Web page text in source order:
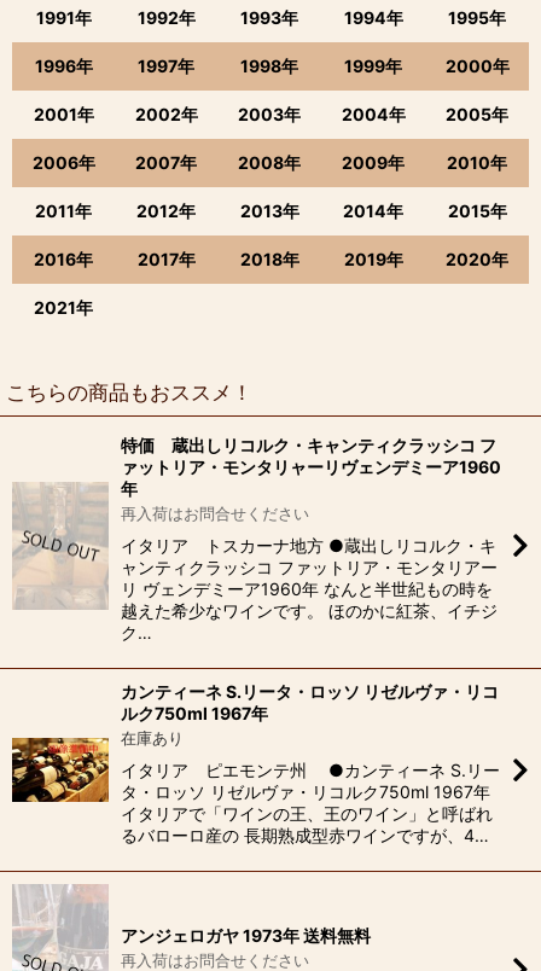
1991年 1992年 1993年 1994年 1995年
1996年 1997年 1998年 1999年 2000年
2001年 2002年 2003年 2004年 2005年
2006年 2007年 2008年 2009年 2010年
2011年 2012年 2013年 2014年 2015年
2016年 2017年 2018年 2019年 2020年
2021年
こちらの商品もおススメ！
特価 蔵出しリコルク・キャンティクラッシコ フ
ァットリア・モンタリャーリヴェンデミーア1960
年
再入荷はお問合せください
イタリア トスカーナ地方 ●蔵出しリコルク・キ
ャンティクラッシコ ファットリア・モンタリアー
リ ヴェンデミーア1960年 なんと半世紀もの時を
越えた希少なワインです。 ほのかに紅茶、イチジ
ク…
カンティーネ S.リータ・ロッソ リゼルヴァ・リコ
ルク750ml 1967年
在庫あり
イタリア ピエモンテ州 ●カンティーネ S.リー
タ・ロッソ リゼルヴァ・リコルク750ml 1967年
イタリアで「ワインの王、王のワイン」と呼ばれ
るバローロ産の 長期熟成型赤ワインですが、4…
アンジェロガヤ 1973年 送料無料
再入荷はお問合せください